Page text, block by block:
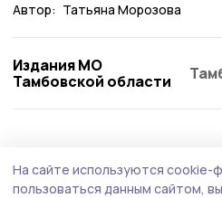
Автор: Татьяна Морозова
Издания МО
Тамбовской области
На сайте используются cookie-
пользоваться данным сайтом,